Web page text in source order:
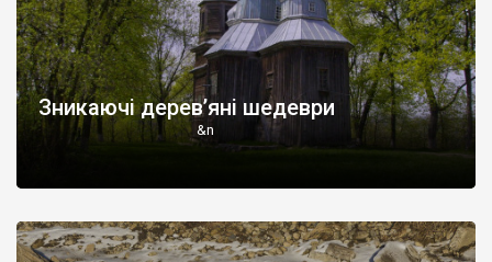
Зникаючі дерев’яні шедеври
&n